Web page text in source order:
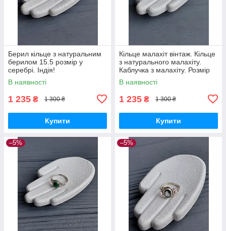
Берил кільце з натуральним
берилом 15.5 розмір у
серебрі. Індія!
В наявності
1 235 ₴ 1 300 ₴
Купити
Кільце малахіт вінтаж. Кільце
з натурального малахіту.
Каблучка з малахіту. Розмір
15,8. Індія!
В наявності
1 235 ₴ 1 300 ₴
Купити
–5% –5%